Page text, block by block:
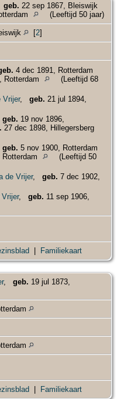
geb. 22 sep 1867, Bleiswijk
(Leeftijd 50 jaar)
[2]
4 dec 1891, Rotterdam
Rotterdam
(Leeftijd 68
Vrijer, geb. 21 jul 1894,
geb. 19 nov 1896,
27 dec 1898, Hillegersberg
geb. 5 nov 1900, Rotterdam
Rotterdam
(Leeftijd 50
de Vrijer, geb. 7 dec 1902,
, geb. 11 sep 1906,
Familiekaart
, geb. 19 jul 1873,
Familiekaart